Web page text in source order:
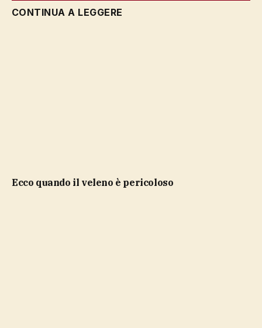
CONTINUA A LEGGERE
ecco quando il veleno è pericoloso